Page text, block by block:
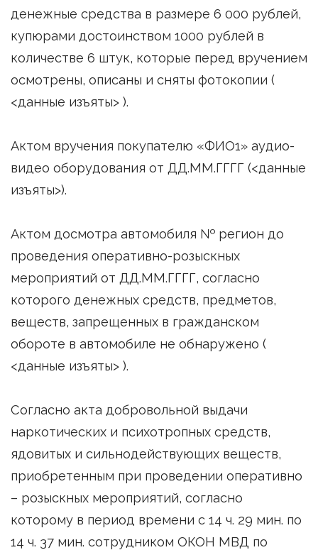
денежные средства в размере 6 000 рублей,
купюрами достоинством 1000 рублей в
количестве 6 штук, которые перед вручением
осмотрены, описаны и сняты фотокопии (
<данные изъяты> ).
Актом вручения покупателю «ФИО1» аудио-
видео оборудования от ДД.ММ.ГГГГ (<данные
изъяты>).
Актом досмотра автомобиля № регион до
проведения оперативно-розыскных
мероприятий от ДД.ММ.ГГГГ, согласно
которого денежных средств, предметов,
веществ, запрещенных в гражданском
обороте в автомобиле не обнаружено (
<данные изъяты> ).
Согласно акта добровольной выдачи
наркотических и психотропных средств,
ядовитых и сильнодействующих веществ,
приобретенным при проведении оперативно
– розыскных мероприятий, согласно
которому в период времени с 14 ч. 29 мин. по
14 ч. 37 мин. сотрудником ОКОН МВД по